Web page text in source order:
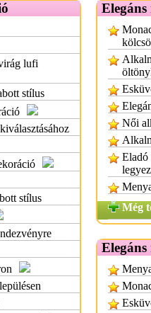
lufi
stílus
stílus
Női
Eladó
Még